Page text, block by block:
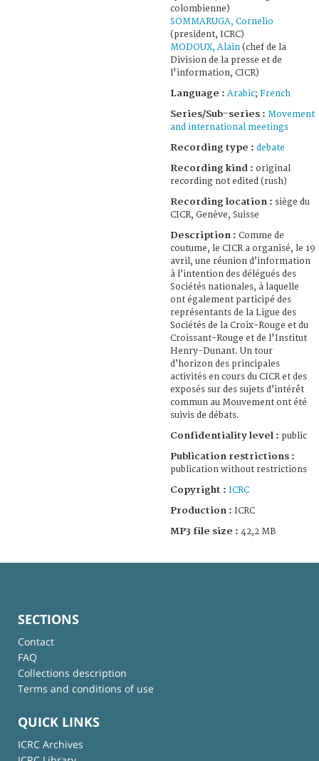
colombienne)
SOMMARUGA, Cornelio
(president, ICRC)
MODOUX, Alain (chef de la
Division de la presse et de
l'information, CICR)
Language : Arabic; French
Series/Sub-series : Movement
and international meetings
Recording type : debate
Recording kind : original
recording not edited (rush)
Recording location : siège du
CICR, Genève, Suisse
Description : Comme de
coutume, le CICR a organisé, le 19
avril, une réunion d’information
à l’intention des délégués des
Sociétés nationales, à laquelle
ont également participé des
représentants de la Ligue des
Sociétés de la Croix-Rouge et du
Croissant-Rouge et de l'Institut
Henry-Dunant. Un tour
d’horizon des principales
activités en cours du CICR et des
exposés sur des sujets d’intérêt
commun au Mouvement ont été
suivis de débats.
Confidentiality level : public
Publication restrictions :
publication without restrictions
Copyright : ICRC
Production : ICRC
MP3 file size : 42,2 MB
SECTIONS
Contact
FAQ
Collections description
Terms and conditions of use
QUICK LINKS
ICRC Archives